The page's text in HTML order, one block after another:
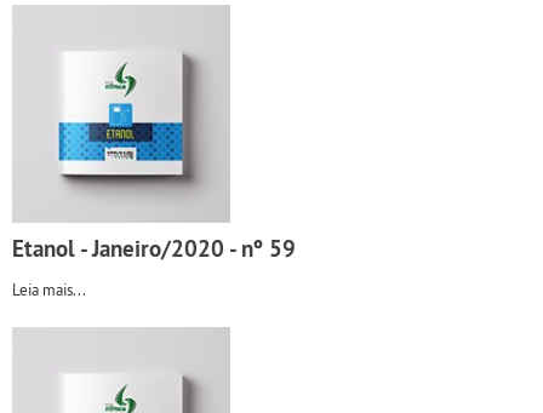
Etanol - Janeiro/2020 - nº 59
Leia mais...